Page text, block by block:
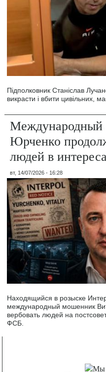
Підполковник Станіслав
викрасти і вбити цивільних,
Международный
Юрченко
людей в
вт, 14/07/2026 - 16:28
Находящийся в розыске
международный мошенник
вербовать людей на
ФСБ.